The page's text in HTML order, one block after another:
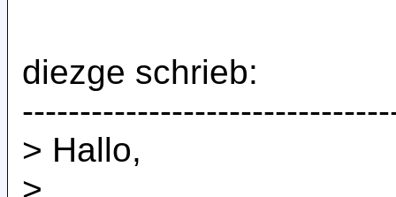
diezge schrieb:
> Hallo,
>